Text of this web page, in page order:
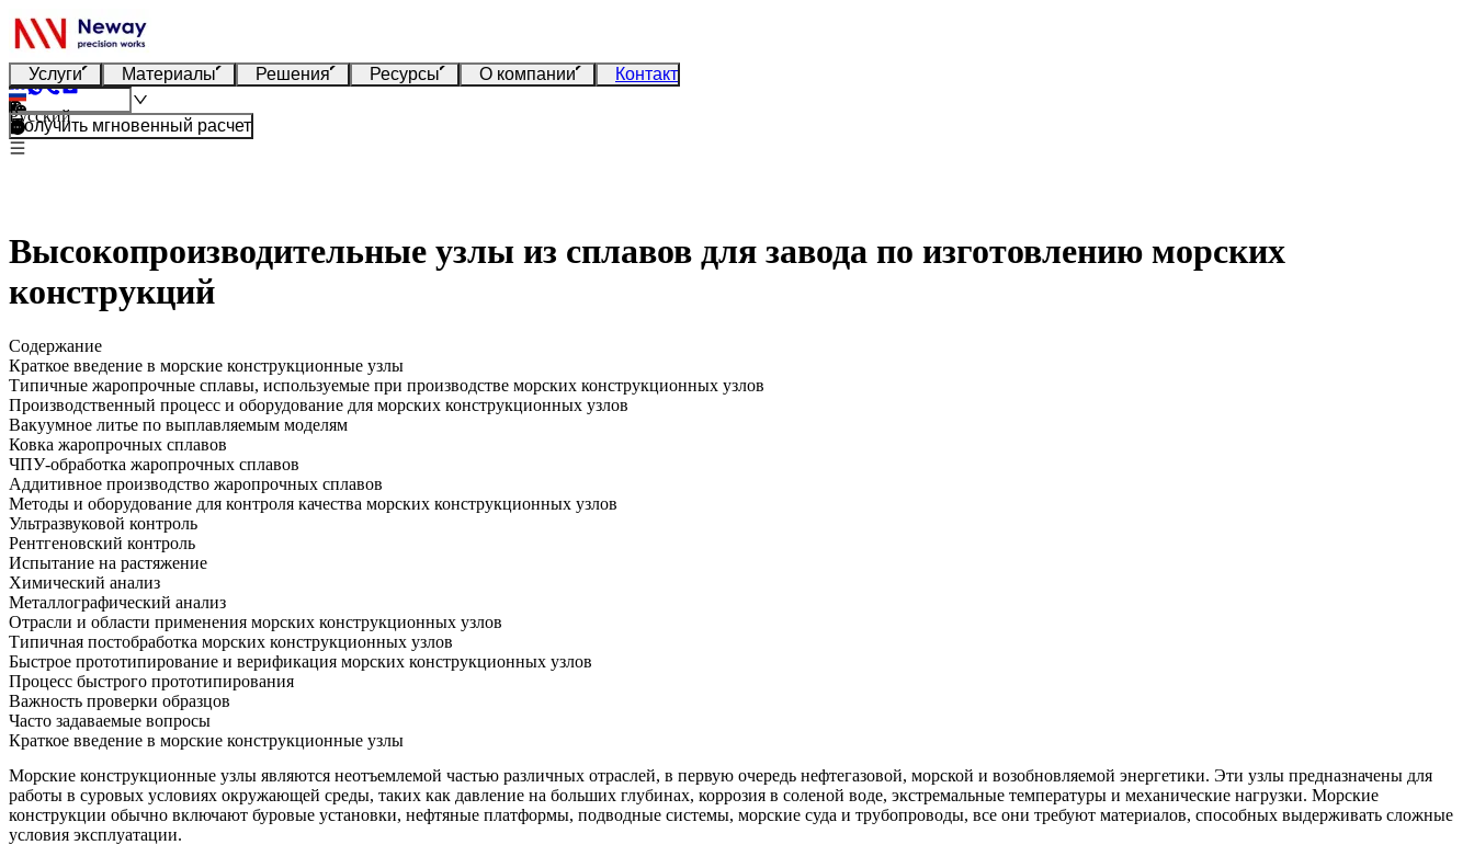
Услуги Материалы Решения Ресурсы О компании Контакт
Русский
Получить мгновенный расчет
Высокопроизводительные узлы из сплавов для завода по изготовлению морских
конструкций
Содержание
Краткое введение в морские конструкционные узлы
Типичные жаропрочные сплавы, используемые при производстве морских конструкционных узлов
Производственный процесс и оборудование для морских конструкционных узлов
Вакуумное литье по выплавляемым моделям
Ковка жаропрочных сплавов
ЧПУ-обработка жаропрочных сплавов
Аддитивное производство жаропрочных сплавов
Методы и оборудование для контроля качества морских конструкционных узлов
Ультразвуковой контроль
Рентгеновский контроль
Испытание на растяжение
Химический анализ
Металлографический анализ
Отрасли и области применения морских конструкционных узлов
Типичная постобработка морских конструкционных узлов
Быстрое прототипирование и верификация морских конструкционных узлов
Процесс быстрого прототипирования
Важность проверки образцов
Часто задаваемые вопросы
Краткое введение в морские конструкционные узлы
Морские конструкционные узлы являются неотъемлемой частью различных отраслей, в первую очередь нефтегазовой, морской и возобновляемой энергетики. Эти узлы предназначены для
работы в суровых условиях окружающей среды, таких как давление на больших глубинах, коррозия в соленой воде, экстремальные температуры и механические нагрузки. Морские
конструкции обычно включают буровые установки, нефтяные платформы, подводные системы, морские суда и трубопроводы, все они требуют материалов, способных выдерживать сложные
условия эксплуатации.